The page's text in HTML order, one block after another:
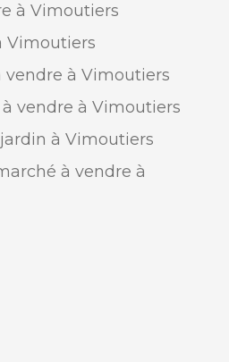
à Vimoutiers
Vimoutiers
à Vimoutiers
vendre à Vimoutiers
à Vimoutiers
à vendre à